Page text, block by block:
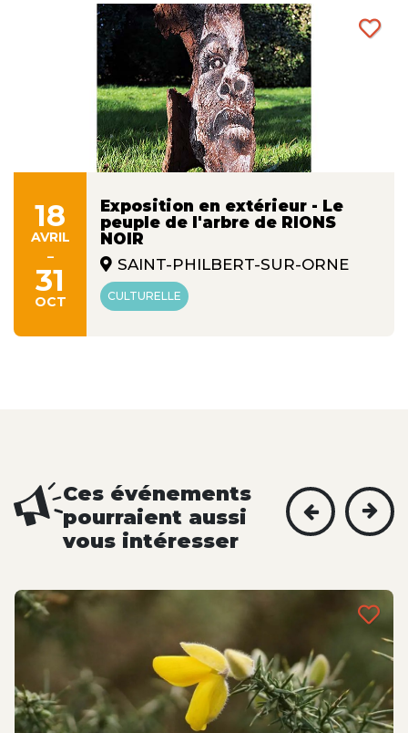
18
AVRIL
-
31
OCT
Exposition en extérieur - Le
peuple de l'arbre de RIONS
NOIR
SAINT-PHILBERT-SUR-ORNE
CULTURELLE
Ces événements
pourraient aussi
vous intéresser